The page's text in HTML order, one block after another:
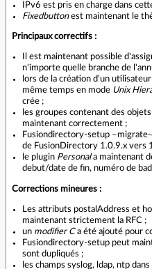
IPv6 est pris en charge dans
Fixedbuttonest maintenant le
Principaux correctifs :
Il est maintenant possible
n'importe quelle branche de
lors de la création d'un
même temps en mode Unix
crée ;
les groupes contenant des
maintenant correctement ;
Fusiondirectory-setup
de FusionDirectory 1.0.9.x vers
le plugin Personala maintenant
debut/date de fin, numéro de
Corrections mineures :
Les attributs postalAddress et
maintenant strictement la RFC ;
un modifier Ca été ajouté pour
Fusiondirectory-setup peut
sont dupliqués ;
les champs syslog, ldap, ntp